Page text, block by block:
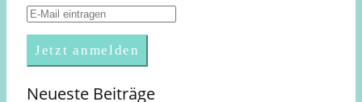
Neueste Beiträge